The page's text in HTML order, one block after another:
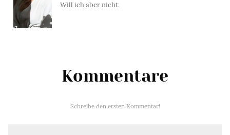
Will ich aber nicht.
Kommentare
Schreibe den ersten Kommentar!